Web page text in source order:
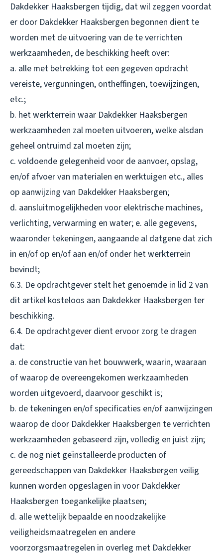
Dakdekker Haaksbergen tijdig, dat wil zeggen voordat
er door Dakdekker Haaksbergen begonnen dient te
worden met de uitvoering van de te verrichten
werkzaamheden, de beschikking heeft over:
a. alle met betrekking tot een gegeven opdracht
vereiste, vergunningen, ontheffingen, toewijzingen,
etc.;
b. het werkterrein waar Dakdekker Haaksbergen
werkzaamheden zal moeten uitvoeren, welke alsdan
geheel ontruimd zal moeten zijn;
c. voldoende gelegenheid voor de aanvoer, opslag,
en/of afvoer van materialen en werktuigen etc., alles
op aanwijzing van Dakdekker Haaksbergen;
d. aansluitmogelijkheden voor elektrische machines,
verlichting, verwarming en water; e. alle gegevens,
waaronder tekeningen, aangaande al datgene dat zich
in en/of op en/of aan en/of onder het werkterrein
bevindt;
6.3. De opdrachtgever stelt het genoemde in lid 2 van
dit artikel kosteloos aan Dakdekker Haaksbergen ter
beschikking.
6.4. De opdrachtgever dient ervoor zorg te dragen
dat:
a. de constructie van het bouwwerk, waarin, waaraan
of waarop de overeengekomen werkzaamheden
worden uitgevoerd, daarvoor geschikt is;
b. de tekeningen en/of specificaties en/of aanwijzingen
waarop de door Dakdekker Haaksbergen te verrichten
werkzaamheden gebaseerd zijn, volledig en juist zijn;
c. de nog niet geïnstalleerde producten of
gereedschappen van Dakdekker Haaksbergen veilig
kunnen worden opgeslagen in voor Dakdekker
Haaksbergen toegankelijke plaatsen;
d. alle wettelijk bepaalde en noodzakelijke
veiligheidsmaatregelen en andere
voorzorgsmaatregelen in overleg met Dakdekker